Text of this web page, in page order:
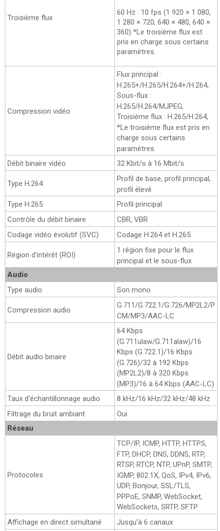
Troisième flux
60 Hz : 10 fps (1 920 × 1 080,
1 280 × 720, 640 × 480, 640 ×
360) *Le troisième flux est
pris en charge sous certains
paramètres.
Compression vidéo
Flux principal :
H.265+/H.265/H.264+/H.264,
Sous-flux :
H.265/H.264/MJPEG,
Troisième flux : H.265/H.264,
*Le troisième flux est pris en
charge sous certains
paramètres.
Débit binaire vidéo
32 Kbit/s à 16 Mbit/s
Type H.264
Profil de base, profil principal,
profil élevé
Type H.265
Profil principal
Contrôle du débit binaire
CBR, VBR
Codage vidéo évolutif (SVC)
Codage H.264 et H.265
Région d'intérêt (ROI)
1 région fixe pour le flux
principal et le sous-flux
Audio
Type audio
Son mono
Compression audio
G.711/G.722.1/G.726/MP2L2/P
CM/MP3/AAC-LC
Débit audio binaire
64 Kbps
(G.711ulaw/G.711alaw)/16
Kbps (G.722.1)/16 Kbps
(G.726)/32 à 192 Kbps
(MP2L2)/8 à 320 Kbps
(MP3)/16 à 64 Kbps (AAC-LC)
Taux d'échantillonnage audio
8 kHz/16 kHz/32 kHz/48 kHz
Filtrage du bruit ambiant
Oui
Réseau
Protocoles
TCP/IP, ICMP, HTTP, HTTPS,
FTP, DHCP, DNS, DDNS, RTP,
RTSP, RTCP, NTP, UPnP, SMTP,
IGMP, 802.1X, QoS, IPv4, IPv6,
UDP, Bonjour, SSL/TLS,
PPPoE, SNMP, WebSocket,
WebSockets, SRTP, SFTP
Affichage en direct simultané
Jusqu'à 6 canaux